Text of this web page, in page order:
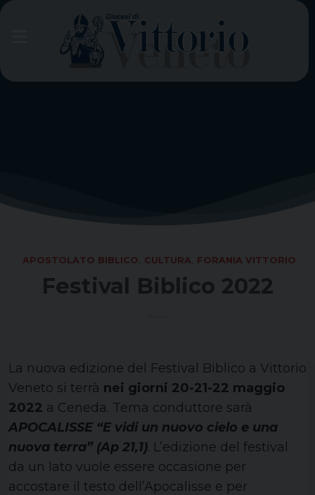
Skip
APOSTOLATO BIBLICO CULTURA FORANIA VITTORIO
Festival Biblico 2022
La nuova edizione del Festival Biblico a Vittorio
Veneto si terrà nei giorni 20-21-22 maggio
2022 a Ceneda. Tema conduttore sarà
APOCALISSE “E vidi un nuovo cielo e una
nuova terra” (Ap 21,1). L’edizione del festival
da un lato vuole essere occasione per
accostare il testo dell’Apocalisse e per